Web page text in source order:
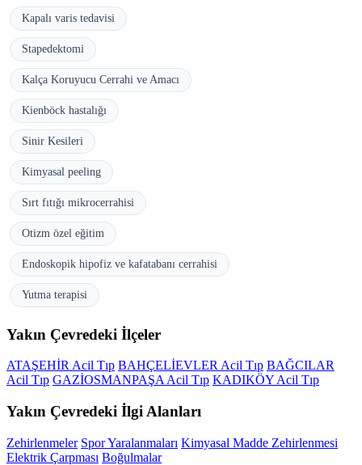
Kapalı varis tedavisi
Stapedektomi
Kalça Koruyucu Cerrahi ve Amacı
Kienböck hastalığı
Sinir Kesileri
Kimyasal peeling
Sırt fıtığı mikrocerrahisi
Otizm özel eğitim
Endoskopik hipofiz ve kafatabanı cerrahisi
Yutma terapisi
Yakın Çevredeki İlçeler
ATAŞEHİR Acil Tıp BAHÇELİEVLER Acil Tıp BAĞCILAR
Acil Tıp GAZİOSMANPAŞA Acil Tıp KADIKÖY Acil Tıp
Yakın Çevredeki İlgi Alanları
Zehirlenmeler Spor Yaralanmaları Kimyasal Madde Zehirlenmesi
Elektrik Çarpması Boğulmalar